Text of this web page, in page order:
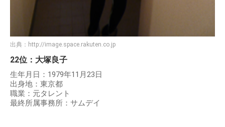
出典： http://image.space.rakuten.co.jp
22位：大塚良子
生年月日：1979年11月23日
出身地：東京都
職業：元タレント
最終所属事務所：サムデイ